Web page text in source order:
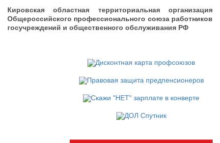
Кировская областная территориальная организация
Общероссийского профессионального союза работников
госучреждений и общественного обслуживания РФ